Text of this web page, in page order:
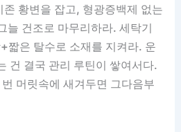
황변을 잡고, 형광증백제 없는
늘 건조로 마무리하라. 세탁기
짧은 탈수로 소재를 지켜라. 운
건 결국 관리 루틴이 쌓여서다.
머릿속에 새겨두면 그다음부